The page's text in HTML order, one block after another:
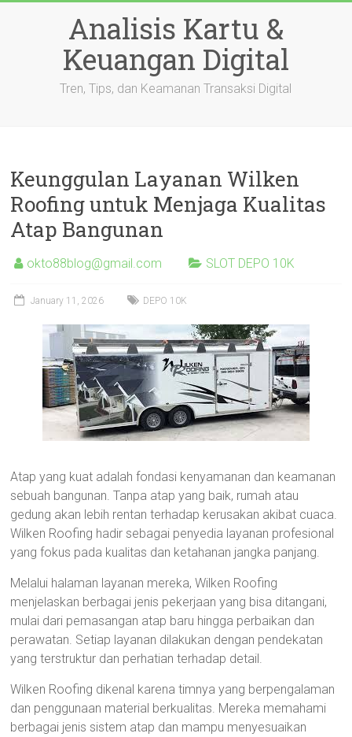
Analisis Kartu &
Keuangan Digital
Tren, Tips, dan Keamanan Transaksi Digital
Keunggulan Layanan Wilken
Roofing untuk Menjaga Kualitas
Atap Bangunan
okto88blog@gmail.com SLOT DEPO 10K
January 11, 2026 DEPO 10K
Atap yang kuat adalah fondasi kenyamanan dan keamanan
sebuah bangunan. Tanpa atap yang baik, rumah atau
gedung akan lebih rentan terhadap kerusakan akibat cuaca.
Wilken Roofing hadir sebagai penyedia layanan profesional
yang fokus pada kualitas dan ketahanan jangka panjang.
Melalui halaman layanan mereka, Wilken Roofing
menjelaskan berbagai jenis pekerjaan yang bisa ditangani,
mulai dari pemasangan atap baru hingga perbaikan dan
perawatan. Setiap layanan dilakukan dengan pendekatan
yang terstruktur dan perhatian terhadap detail.
Wilken Roofing dikenal karena timnya yang berpengalaman
dan penggunaan material berkualitas. Mereka memahami
berbagai jenis sistem atap dan mampu menyesuaikan